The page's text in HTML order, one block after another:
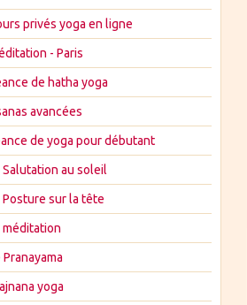
privés yoga en ligne
- Paris
de hatha yoga
avancées
de yoga pour débutant
Salutation au soleil
Posture sur la tête
méditation
Pranayama
yoga